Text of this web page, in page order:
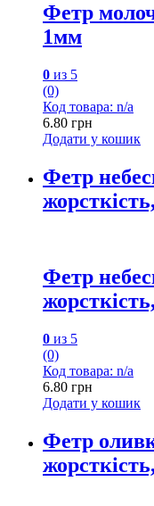
Фетр
1мм
0 из 5
(0)
Код товара: n/a
6.80 грн
Додати у кошик
Фетр
Фетр
0 из 5
(0)
Код товара: n/a
6.80 грн
Додати у кошик
Фетр